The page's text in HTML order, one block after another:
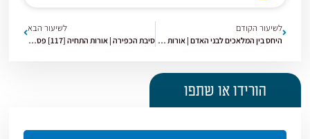
לשיעור הקודם
היחס בין המלאכים לבני האדם | אורות התחיה [115] פסקה מו
לשיעור הבא
סיבת הכפירה | אורות התחיה [117] פסקה מז סיבת הכפירה
הורידו או שתפו